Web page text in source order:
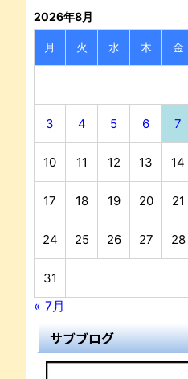
2026年8月
月 火 水 木 金
3 4 5 6 7
10 11 12 13 14
17 18 19 20 21
24 25 26 27 28
31
« 7月
サブブログ